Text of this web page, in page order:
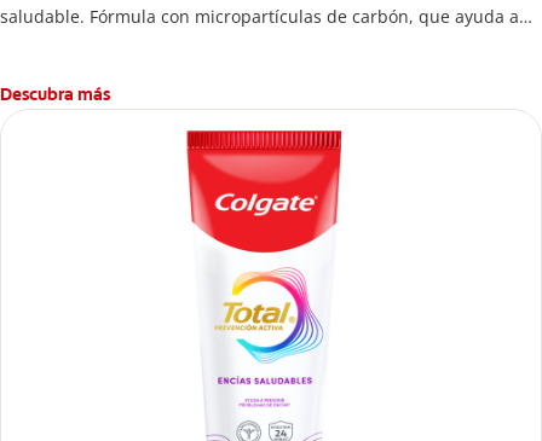
saludable. Fórmula con micropartículas de carbón, que ayuda a
usa para ayudar a remover manchas superficiales? También
encontrarás cómo incluirla en tu rutina, en casa o de viaje, con
tips de cepillado para una sonrisa sana.
Descubra más